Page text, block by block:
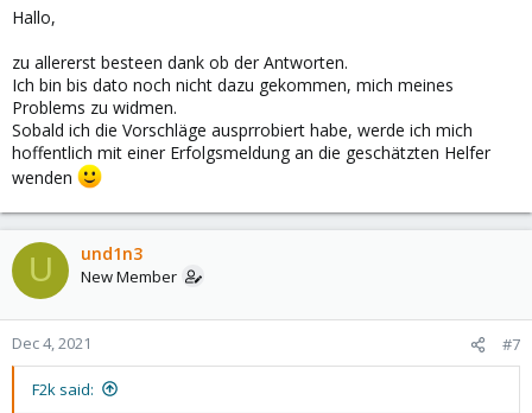
Hallo,
zu allererst besteen dank ob der Antworten.
Ich bin bis dato noch nicht dazu gekommen, mich meines
Problems zu widmen.
Sobald ich die Vorschläge ausprrobiert habe, werde ich mich
hoffentlich mit einer Erfolgsmeldung an die geschätzten Helfer
wenden
U und1n3
New Member
Dec 4, 2021 #7
F2k said: